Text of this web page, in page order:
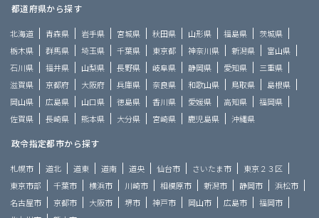
都道府県から探す
北海道 青森県 岩手県 宮城県 秋田県 山形県 福島県
茨城県
栃木県
群馬県 埼玉県 千葉県 東京都 神奈川県 新潟県
富山県
石川県
福井県 山梨県 長野県 岐阜県 静岡県 愛知県
三重県
滋賀県
京都府 大阪府 兵庫県 奈良県 和歌山県 鳥取県
島根県
岡山県
広島県 山口県 徳島県 香川県 愛媛県 高知県
福岡県
佐賀県
長崎県 熊本県 大分県 宮崎県 鹿児島県 沖縄県
政令指定都市から探す
札幌市 道北 道東 道南 道央 仙台市 さいたま市
東京２３区
東京市部
千葉市 横浜市 川崎市 相模原市 新潟市 静岡市
浜松市
名古屋市
京都市 大阪市 堺市 神戸市 岡山市 広島市
福岡市